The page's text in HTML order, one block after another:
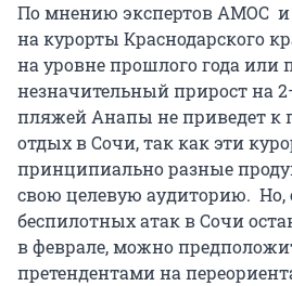
По мнению экспертов АМОС и
на курорты Краснодарского
на уровне прошлого года или
незначительный прирост на
пляжей Анапы не приведет к
отдых в Сочи, так как эти
принципиально разные
свою целевую аудиторию. Но,
беспилотных атак в Сочи
в феврале, можно
претендентами на